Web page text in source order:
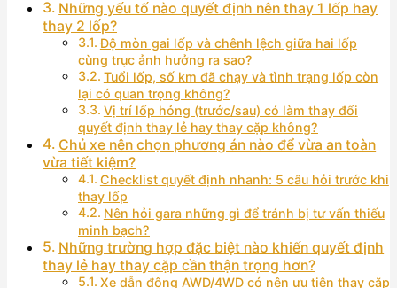
Những yếu tố nào quyết định nên thay 1 lốp hay
thay 2 lốp?
Độ mòn gai lốp và chênh lệch giữa hai lốp
cùng trục ảnh hưởng ra sao?
Tuổi lốp, số km đã chạy và tình trạng lốp còn
lại có quan trọng không?
Vị trí lốp hỏng (trước/sau) có làm thay đổi
quyết định thay lẻ hay thay cặp không?
Chủ xe nên chọn phương án nào để vừa an toàn
vừa tiết kiệm?
Checklist quyết định nhanh: 5 câu hỏi trước khi
thay lốp
Nên hỏi gara những gì để tránh bị tư vấn thiếu
minh bạch?
Những trường hợp đặc biệt nào khiến quyết định
thay lẻ hay thay cặp cần thận trọng hơn?
Xe dẫn động AWD/4WD có nên ưu tiên thay cặp